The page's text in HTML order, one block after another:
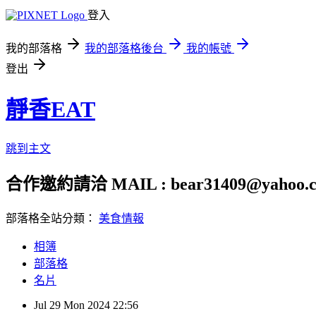
登入
我的部落格 我的部落格後台
我的帳號
登出
靜香EAT
跳到主文
合作邀約請洽 MAIL :
部落格全站分類： 美食情報
相簿
部落格
名片
Jul 29 Mon 2024 22:56